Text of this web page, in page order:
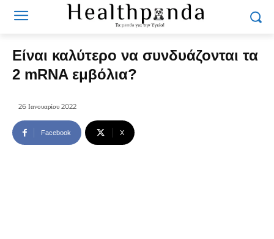
Είναι καλύτερο να συνδυάζονται τα
2 mRNA εμβόλια?
26 Ιανουαρίου 2022
Facebook X